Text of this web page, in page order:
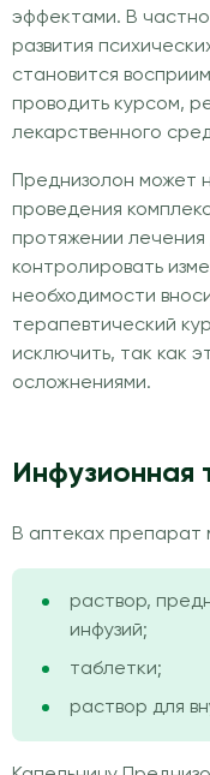
эффектами. В
развития
становится
проводить курсом,
лекарственного
Преднизолон может
проведения
протяжении
контролировать
необходимости
терапевтический
исключить, так как
осложнениями.
Инфузионная
В аптеках
раствор,
инфузий;
таблетки;
раствор для